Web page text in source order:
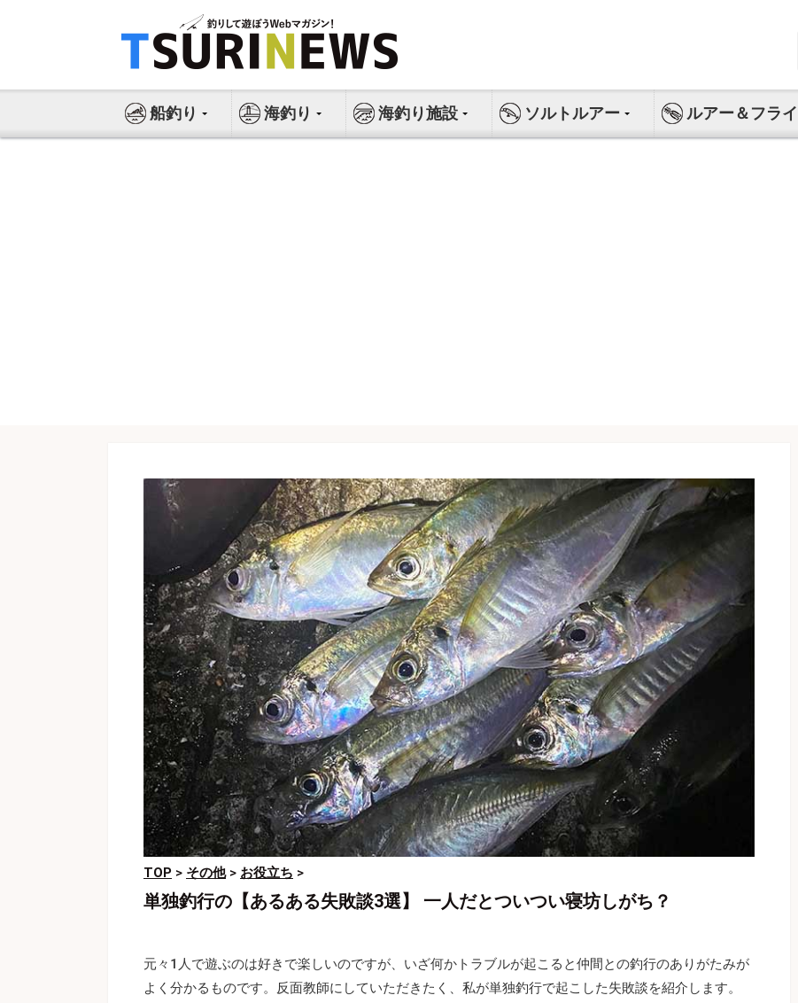
ス
船釣り 海釣り 海釣り施設 ソルトルアー ルアー＆フライ
TOP > その他> お役立ち >
単独釣行の【あるある失敗談3選】 一人だとついつい寝坊しがち？
元々1人で遊ぶのは好きで楽しいのですが、いざ何かトラブルが起こると仲間との釣行のありがたみが
よく分かるものです。反面教師にしていただきたく、私が単独釣行で起こした失敗談を紹介します。